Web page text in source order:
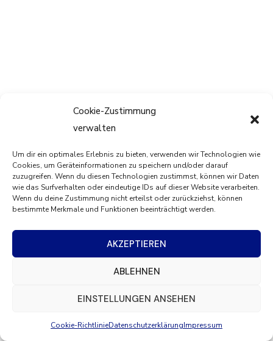
Cookie-Zustimmung
verwalten
Um dir ein optimales Erlebnis zu bieten, verwenden wir Technologien wie
Cookies, um Geräteinformationen zu speichern und/oder darauf
zuzugreifen. Wenn du diesen Technologien zustimmst, können wir Daten
wie das Surfverhalten oder eindeutige IDs auf dieser Website verarbeiten.
Wenn du deine Zustimmung nicht erteilst oder zurückziehst, können
bestimmte Merkmale und Funktionen beeinträchtigt werden.
AKZEPTIEREN
ABLEHNEN
EINSTELLUNGEN ANSEHEN
Cookie-RichtlinieDatenschutzerklärungImpressum